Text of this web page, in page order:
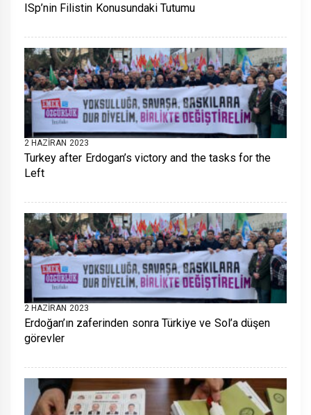
ISp’nin Filistin Konusundaki Tutumu
2 HAZIRAN 2023
Turkey after Erdogan’s victory and the tasks for the
Left
2 HAZIRAN 2023
Erdoğan’ın zaferinden sonra Türkiye ve Sol’a düşen
görevler